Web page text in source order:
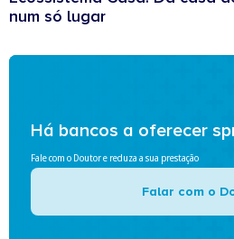
num só lugar
Há bancos a oferecer
Fale com o Doutor e reduza a sua prestação
Falar com o